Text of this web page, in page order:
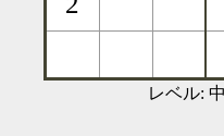
レベル: